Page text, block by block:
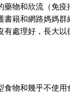
物和欣流（免
籍和網路媽媽
處理好，長大
物和幾乎不使用